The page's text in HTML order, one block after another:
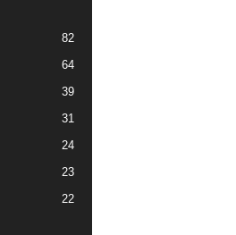
82
64
39
31
24
23
22